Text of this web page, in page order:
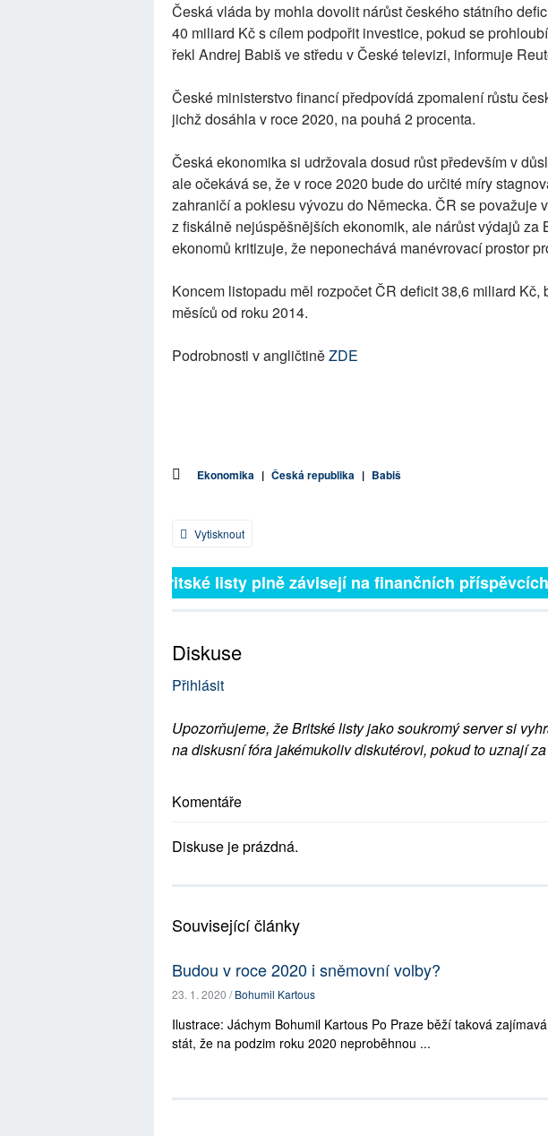
Česká vláda by mohla dovolit nárůst českého státního
40 miliard Kč s cílem podpořit investice, pokud se
řekl Andrej Babiš ve středu v České televizi, informuje
České ministerstvo financí předpovídá zpomalení růstu
jichž dosáhla v roce 2020, na pouhá 2 procenta.
Česká ekonomika si udržovala dosud růst především v
ale očekává se, že v roce 2020 bude do určité míry
zahraničí a poklesu vývozu do Německa. ČR se považuje
z fiskálně nejúspěšnějších ekonomik, ale nárůst výdajů za
ekonomů kritizuje, že neponechává manévrovací prostor
Koncem listopadu měl rozpočet ČR deficit 38,6 miliard Kč,
měsíců od roku 2014.
Podrobnosti v angličtiněZDE
Ekonomika | Česká republika | Babiš
Vytisknout
Britské listy plně závisejí na finančních příspěvcích
Diskuse
Přihlásit
Upozorňujeme, že Britské listy jako soukromý server si
na diskusní fóra jakémukoliv diskutérovi, pokud to uznají
Komentáře
Diskuse je prázdná.
Související články
Budou v roce 2020 i sněmovní volby?
23. 1. 2020 /Bohumil Kartous
Ilustrace: Jáchym Bohumil Kartous Po Praze běží taková
stát, že na podzim roku 2020 neproběhnou ...